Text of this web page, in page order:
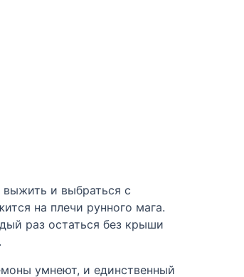
и выбраться с
на плечи рунного мага.
раз остаться без крыши
умнеют, и единственный